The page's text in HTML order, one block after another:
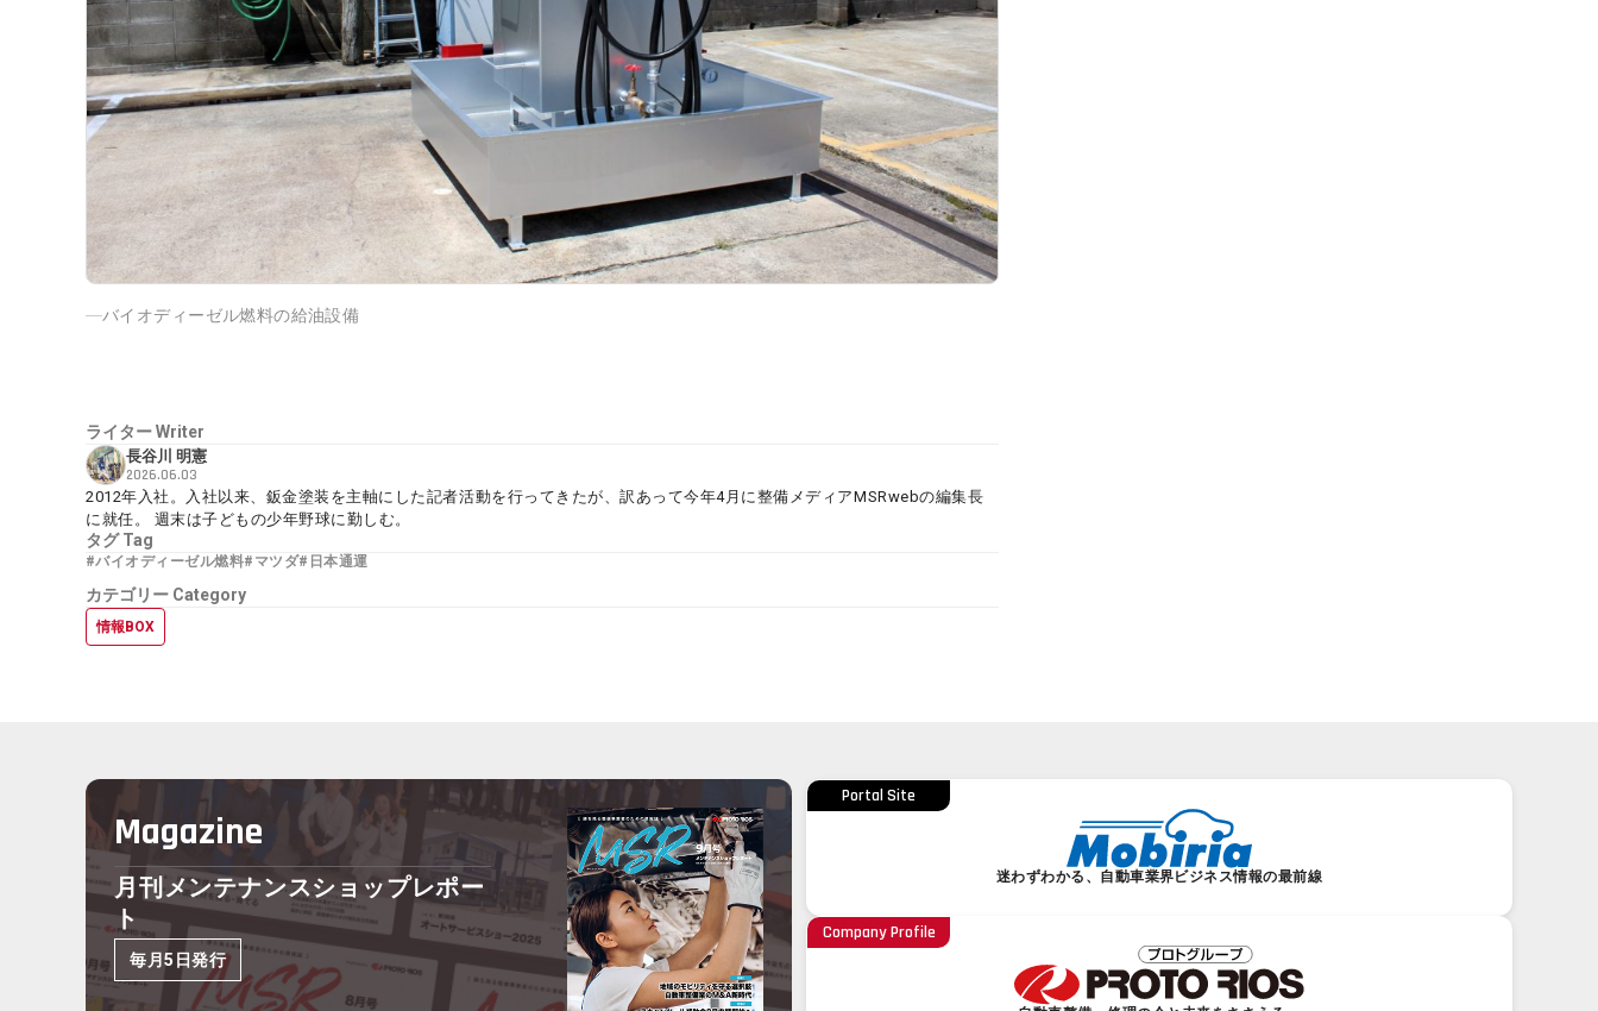
バイオディーゼル燃料の給油設備
ライターWriter
長谷川 明憲
2026.06.03
2012年入社。入社以来、鈑金塗装を主軸にした記者活動を行ってきたが、訳あって今年4月に整備メディアMSRwebの編集長
に就任。 週末は子どもの少年野球に勤しむ。
タグTag
#バイオディーゼル燃料#マツダ#日本通運
カテゴリー Category
情報BOX
Magazine
月刊メンテナンスショップレポー
ト
毎月5日発行
Portal Site
迷わずわかる、自動車業界ビジネス情報の最前線
Company Profile